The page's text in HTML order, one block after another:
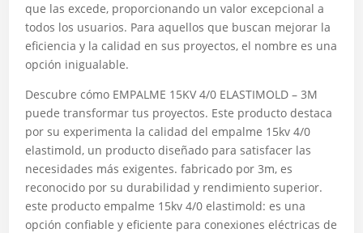
que las excede, proporcionando un valor excepcional a
todos los usuarios. Para aquellos que buscan mejorar la
eficiencia y la calidad en sus proyectos, el nombre es una
opción inigualable.
Descubre cómo EMPALME 15KV 4/0 ELASTIMOLD – 3M
puede transformar tus proyectos. Este producto destaca
por su experimenta la calidad del empalme 15kv 4/0
elastimold, un producto diseñado para satisfacer las
necesidades más exigentes. fabricado por 3m, es
reconocido por su durabilidad y rendimiento superior.
este producto empalme 15kv 4/0 elastimold: es una
opción confiable y eficiente para conexiones eléctricas de